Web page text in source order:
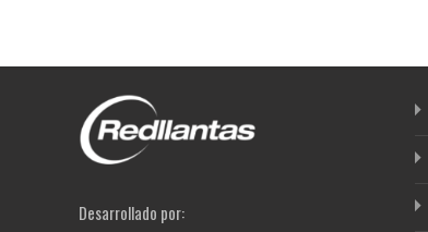
Desarrollado por: